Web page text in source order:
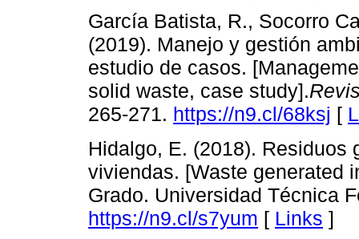
García Batista, R., Socorro
(2019). Manejo y gestión
estudio de casos.
solid waste, case study].
265-271. https://n9.cl/68ksj [
Hidalgo, E. (2018). Residuos
viviendas. [Waste generated
Grado. Universidad Técnica
https://n9.cl/s7yum [ Links ]